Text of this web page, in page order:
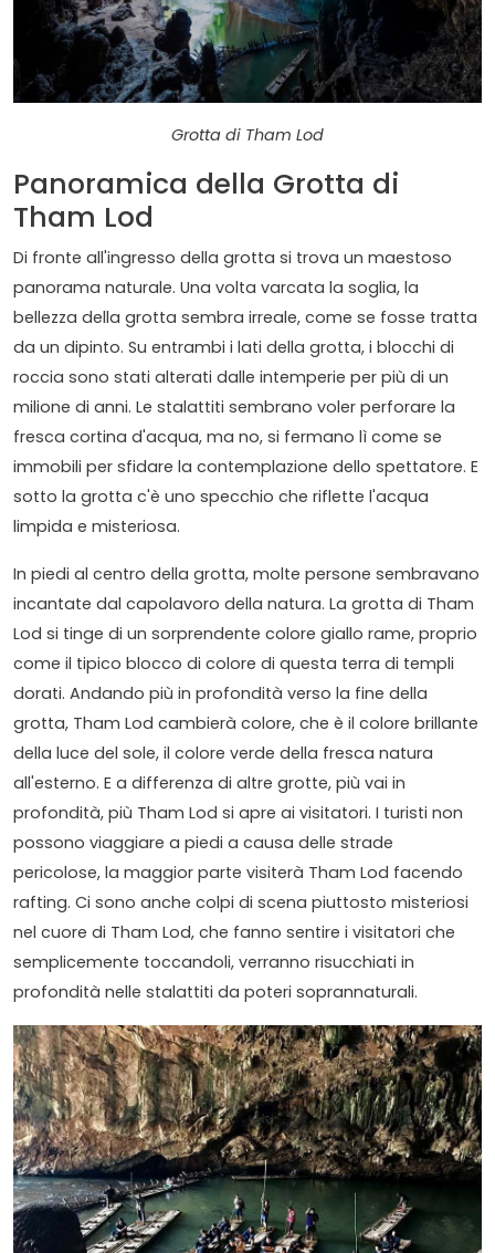
Grotta di Tham Lod
Panoramica della Grotta di
Tham Lod
Di fronte all'ingresso della grotta si trova un maestoso
panorama naturale. Una volta varcata la soglia, la
bellezza della grotta sembra irreale, come se fosse tratta
da un dipinto. Su entrambi i lati della grotta, i blocchi di
roccia sono stati alterati dalle intemperie per più di un
milione di anni. Le stalattiti sembrano voler perforare la
fresca cortina d'acqua, ma no, si fermano lì come se
immobili per sfidare la contemplazione dello spettatore. E
sotto la grotta c'è uno specchio che riflette l'acqua
limpida e misteriosa.
In piedi al centro della grotta, molte persone sembravano
incantate dal capolavoro della natura. La grotta di Tham
Lod si tinge di un sorprendente colore giallo rame, proprio
come il tipico blocco di colore di questa terra di templi
dorati. Andando più in profondità verso la fine della
grotta, Tham Lod cambierà colore, che è il colore brillante
della luce del sole, il colore verde della fresca natura
all'esterno. E a differenza di altre grotte, più vai in
profondità, più Tham Lod si apre ai visitatori. I turisti non
possono viaggiare a piedi a causa delle strade
pericolose, la maggior parte visiterà Tham Lod facendo
rafting. Ci sono anche colpi di scena piuttosto misteriosi
nel cuore di Tham Lod, che fanno sentire i visitatori che
semplicemente toccandoli, verranno risucchiati in
profondità nelle stalattiti da poteri soprannaturali.